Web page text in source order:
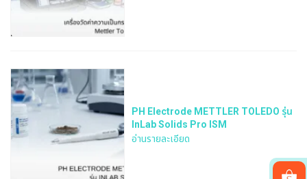
PH Electrode METTLER TOLEDO รุ่น
InLab Solids Pro ISM
อ่านรายละเอียด